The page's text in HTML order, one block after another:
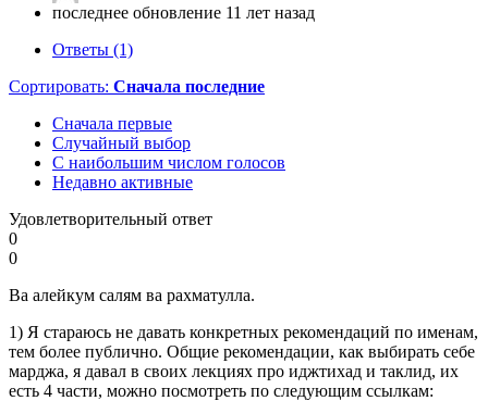
последнее обновление 11 лет назад
Ответы (1)
Сортировать: Сначала последние
Сначала первые
Случайный выбор
С наибольшим числом голосов
Недавно активные
Удовлетворительный ответ
0
0
Ва алейкум салям ва рахматулла.
1) Я стараюсь не давать конкретных рекомендаций по именам,
тем более публично. Общие рекомендации, как выбирать себе
марджа, я давал в своих лекциях про иджтихад и таклид, их
есть 4 части, можно посмотреть по следующим ссылкам: